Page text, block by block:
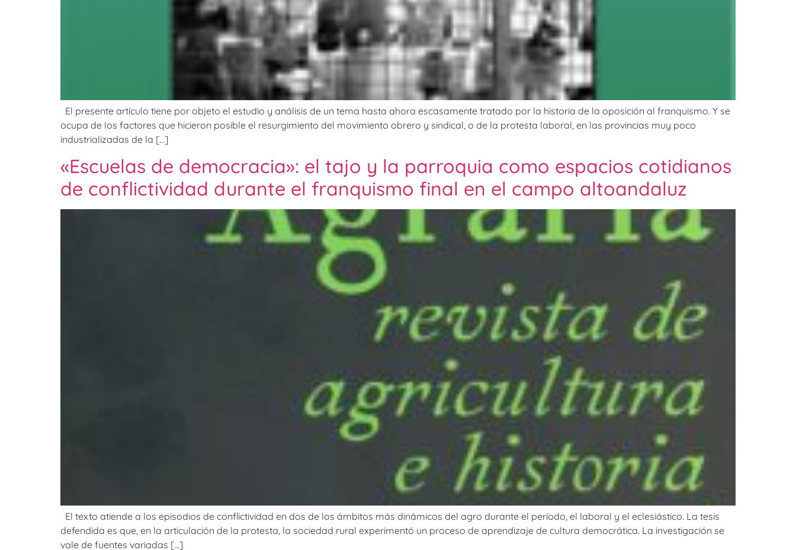
El presente artículo tiene por objeto el estudio y análisis de un tema hasta ahora escasamente tratado por la historia de la oposición al franquismo. Y se
ocupa de los factores que hicieron posible el resurgimiento del movimiento obrero y sindical, o de la protesta laboral, en las provincias muy poco
industrializadas de la […]
«Escuelas de democracia»: el tajo y la parroquia como espacios cotidianos
de conflictividad durante el franquismo final en el campo altoandaluz
El texto atiende a los episodios de conflictividad en dos de los ámbitos más dinámicos del agro durante el período, el laboral y el eclesiástico. La tesis
defendida es que, en la articulación de la protesta, la sociedad rural experimentó un proceso de aprendizaje de cultura democrática. La investigación se
vale de fuentes variadas […]